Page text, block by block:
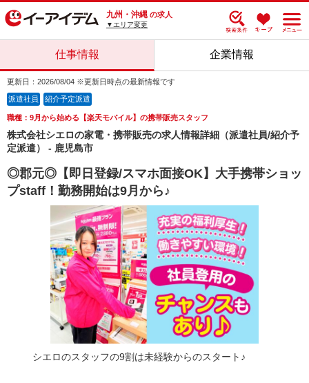
九州・沖縄 の求人
▼エリア変更
仕事情報 企業情報
更新日：2026/08/04 ※更新日時点の最新情報です
派遣社員 紹介予定派遣
職種：9月から始める【楽天モバイル】の携帯販売スタッフ
株式会社シエロの家電・携帯販売の求人情報詳細（派遣社員/紹介予
定派遣） - 鹿児島市
◎郡元◎【即日登録/スマホ面接OK】大手携帯ショッ
プstaff！勤務開始は9月から♪
シエロのスタッフの9割は未経験からのスタート♪